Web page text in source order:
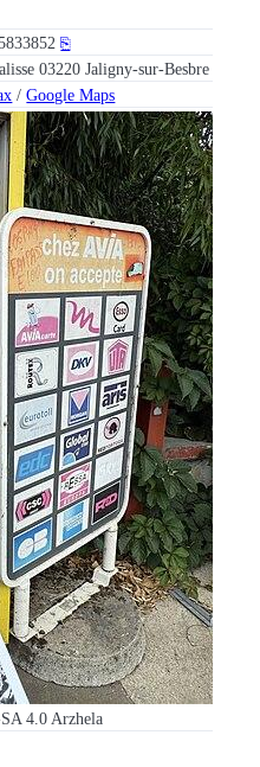
⎘
03220 Jaligny-sur-Besbre
/Google Maps
4.0 Arzhela